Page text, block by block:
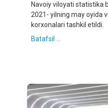
Navoiy viloyati statistika
2021- yilning may oyida
korxonalari tashkil etildi.
Batafsil ...